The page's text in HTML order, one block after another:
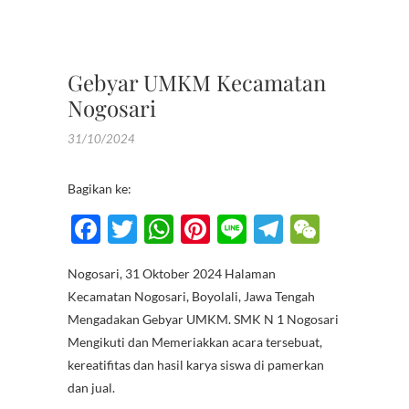
Gebyar UMKM Kecamatan
Nogosari
31/10/2024
Bagikan ke:
F
e
b
o
o
T
itt
er
W
at
s
A
p
Pi
er
es
t
Li
e
T
e
gr
a
m
h
at
Nogosari, 31 Oktober 2024 Halaman
Kecamatan Nogosari, Boyolali, Jawa Tengah
Mengadakan Gebyar UMKM. SMK N 1 Nogosari
Mengikuti dan Memeriakkan acara tersebuat,
kereatifitas dan hasil karya siswa di pamerkan
dan jual.